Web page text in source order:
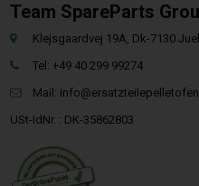
Team SpareParts
Klejsgaardvej 19A, Dk-7130
Tel: +49 40 299 99274
Mail:
USt-IdNr. : DK-35862803